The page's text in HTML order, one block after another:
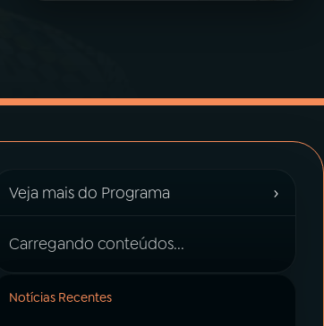
Veja mais do Programa ›
Carregando conteúdos...
Notícias Recentes